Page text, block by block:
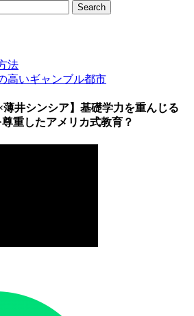
法
高いギャンブル都市
薄井シンシア】基礎学力を重んじる
重したアメリカ式教育？